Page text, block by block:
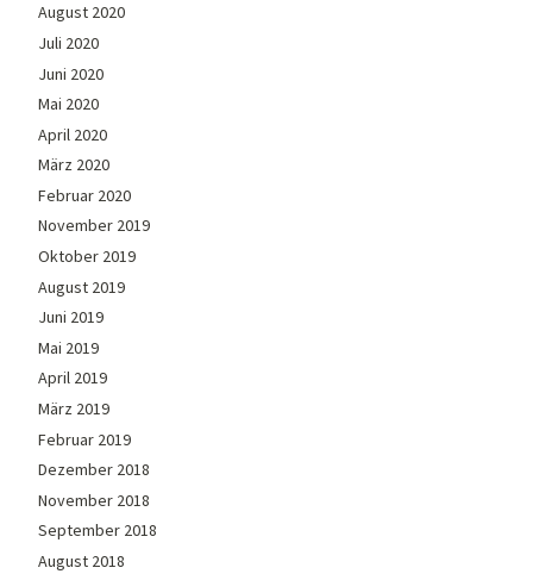
August 2020
Juli 2020
Juni 2020
Mai 2020
April 2020
März 2020
Februar 2020
November 2019
Oktober 2019
August 2019
Juni 2019
Mai 2019
April 2019
März 2019
Februar 2019
Dezember 2018
November 2018
September 2018
August 2018